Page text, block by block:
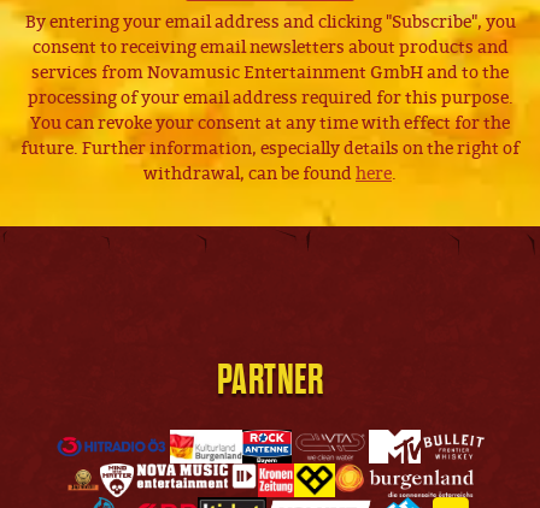
By entering your email address and clicking "Subscribe", you
consent to receiving email newsletters about products and
services from Novamusic Entertainment GmbH and to the
processing of your email address required for this purpose.
You can revoke your consent at any time with effect for the
future. Further information, especially details on the right of
withdrawal, can be foundhere.
PARTNER